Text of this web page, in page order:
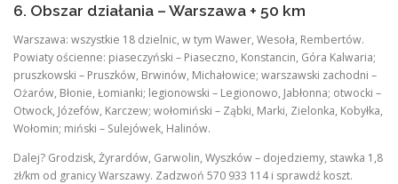
6. Obszar działania – Warszawa + 50 km
Warszawa: wszystkie 18 dzielnic, w tym Wawer, Wesoła, Rembertów.
Powiaty ościenne: piaseczyński – Piaseczno, Konstancin, Góra Kalwaria;
pruszkowski – Pruszków, Brwinów, Michałowice; warszawski zachodni –
Ożarów, Błonie, Łomianki; legionowski – Legionowo, Jabłonna; otwocki –
Otwock, Józefów, Karczew; wołomiński – Ząbki, Marki, Zielonka, Kobyłka,
Wołomin; miński – Sulejówek, Halinów.
Dalej? Grodzisk, Żyrardów, Garwolin, Wyszków – dojedziemy, stawka 1,8
zł/km od granicy Warszawy. Zadzwoń 570 933 114 i sprawdź koszt.